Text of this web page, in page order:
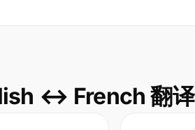
↔ French 翻译